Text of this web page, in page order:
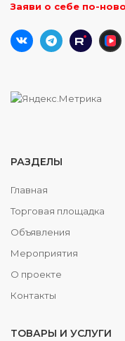
Заяви о себе по-
РАЗДЕЛЫ
Главная
Торговая площадка
Объявления
Мероприятия
О проекте
Контакты
ТОВАРЫ И УСЛУГИ